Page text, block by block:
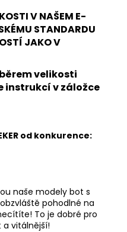
V NAŠEM E-
STANDARDU
JAKO V
velikosti
instrukcí v záložce
od konkurence:
naše modely bot s
pohodlné na
To je dobré pro
vitálnější!